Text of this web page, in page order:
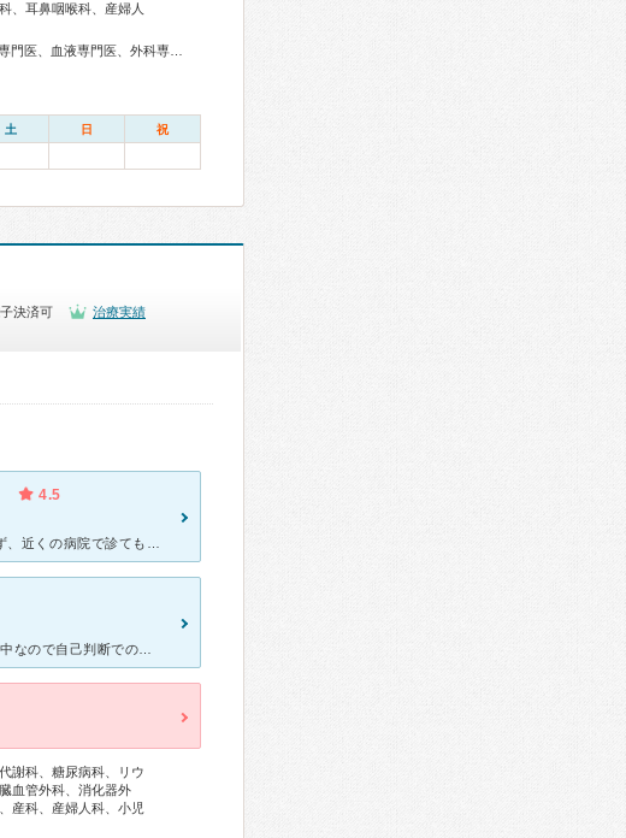
、耳鼻咽喉科、産婦人
土 日 祝
決済可
治療実績
4.5
謝科、糖尿病科、リウ
血管外科、消化器外
産科、産婦人科、小児